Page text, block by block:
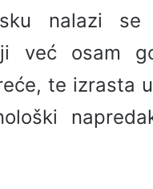
nalazi se
već osam
te izrasta